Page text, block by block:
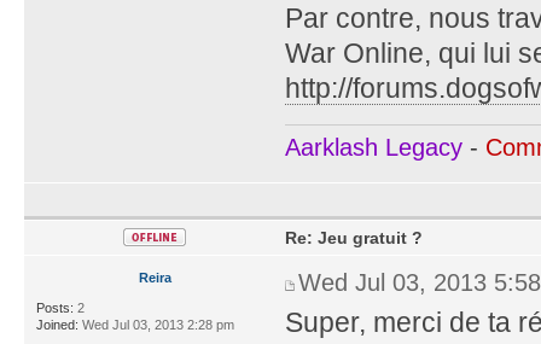
Par contre, nous
War Online, qui lui
http://
Aarklash Legacy -
Reira
Posts: 2
Joined: Wed Jul 03, 2013 2:28 pm
Re: Jeu gratuit ?
Wed Jul 03, 2013
Super, merci de ta